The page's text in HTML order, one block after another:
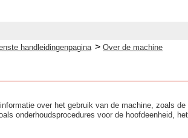
handleidingenpagina > Over de machine
over het gebruik van de machine, zoals
onderhoudsprocedures voor de hoofdeenheid,